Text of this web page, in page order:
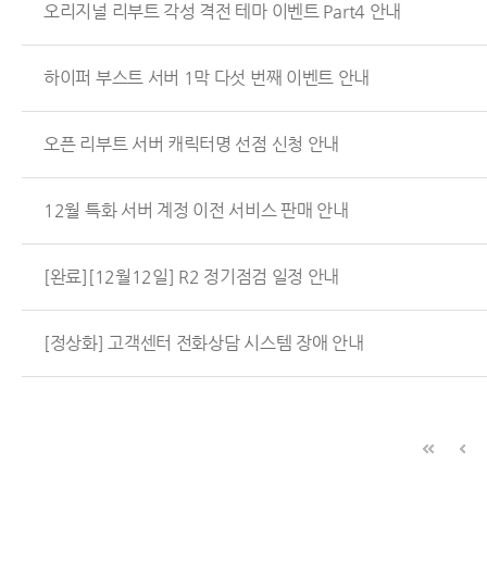
오리지널 리부트 각성 격전 테마 이벤트 Part4 안내
하이퍼 부스트 서버 1막 다섯 번째 이벤트 안내
오픈 리부트 서버 캐릭터명 선점 신청 안내
12월 특화 서버 계정 이전 서비스 판매 안내
[완료][12월12일] R2 정기점검 일정 안내
[정상화] 고객센터 전화상담 시스템 장애 안내